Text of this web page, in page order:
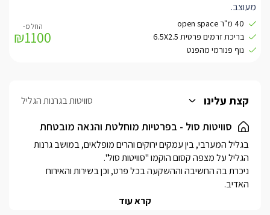
מעוצב.
למול המיטה תמצאו סלון ישיבה בצבע אפור עם כורסאה מעוצבת
מראטן-, ובסמוך ניצב מטבחון מאובזר מעוצב בגווני שחור בשילוב עץ
עם פינת קפה ותה, מיני בר, מכונת קפה, ועוד. לצידו ניצב שולחן בר
מחוץ לסוויטה פינות ישיבה עם בריכת זרמים פרטית
40 מ"ר open space
בריכת זרמים פרטית 6.5X2.5
נוף פנורמי מהפנט
₪1100
קצת עלינו סוויטות בגרנות הגליל
סוויטות סול - בפרטיות מוחלטת והנאה מובטחת
קרא עוד